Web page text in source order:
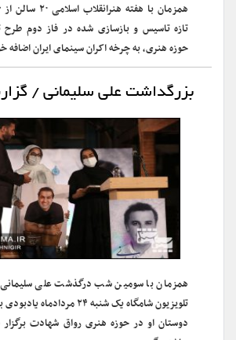
تازه تاسیس و بازسازی شده در فاز دوم طرح
حوزه هنری، به چرخه اکران سینمای ایران اضافه
بزرگداشت علی سلیمانی /
همزمان با سومین شب درگذشت علی
تلویزیون شامگاه یک شنبه ۲۴
دوستان او در حوزه هنری رواق شهادت